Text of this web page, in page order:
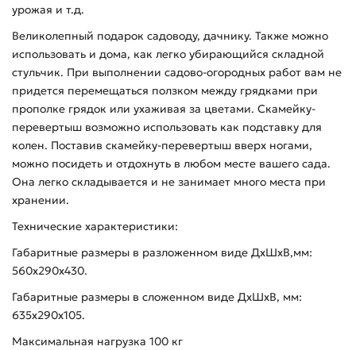
урожая и т.д.
Великолепный подарок садоводу, дачнику. Также можно
использовать и дома, как легко убирающийся складной
стульчик. При выполнении садово-огородных работ вам не
придется перемещаться ползком между грядками при
прополке грядок или ухаживая за цветами. Скамейку-
перевертыш возможно использовать как подставку для
колен. Поставив скамейку-перевертыш вверх ногами,
можно посидеть и отдохнуть в любом месте вашего сада.
Она легко складывается и не занимает много места при
хранении.
Технические характеристики:
Габаритные размеры в разложенном виде ДхШхВ,мм:
560х290х430.
Габаритные размеры в сложенном виде ДхШхВ, мм:
635х290х105.
Максимальная нагрузка 100 кг